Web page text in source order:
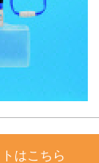
はこちら